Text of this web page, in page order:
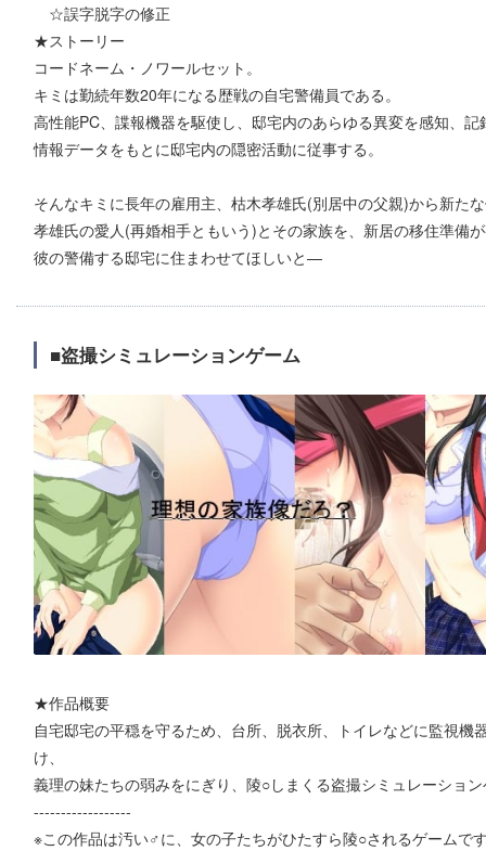
☆誤字脱字の修正
★ストーリー
コードネーム・ノワールセット。
キミは勤続年数20年になる歴戦の自宅警備員である。
高性能PC、諜報機器を駆使し、邸宅内のあらゆる異変を感知、記
情報データをもとに邸宅内の隠密活動に従事する。
そんなキミに長年の雇用主、枯木孝雄氏(別居中の父親)から新た
孝雄氏の愛人(再婚相手ともいう)とその家族を、新居の移住準備
彼の警備する邸宅に住まわせてほしいと—
■盗撮シミュレーションゲーム
★作品概要
自宅邸宅の平穏を守るため、台所、脱衣所、トイレなどに監視
け、
義理の妹たちの弱みをにぎり、陵○しまくる盗撮シミュレーショ
------------------
※この作品は汚い♂に、女の子たちがひたすら陵○されるゲームで